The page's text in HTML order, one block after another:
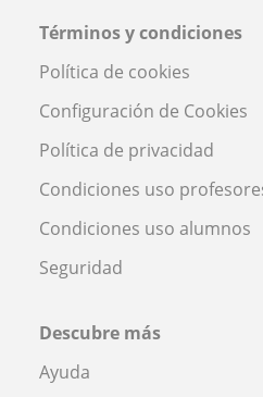
Términos y condiciones
Política de cookies
Configuración de Cookies
Política de privacidad
Condiciones uso
Condiciones uso alumnos
Seguridad
Descubre más
Ayuda